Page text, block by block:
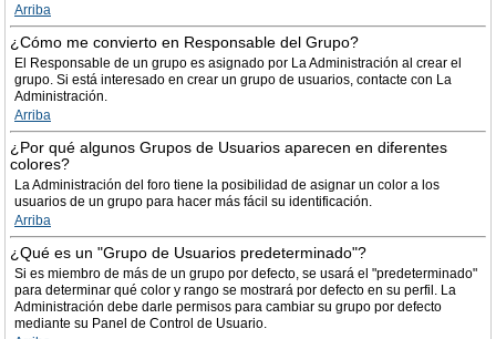
Arriba
¿Cómo me convierto en Responsable del Grupo?
El Responsable de un grupo es asignado por La Administración al crear el
grupo. Si está interesado en crear un grupo de usuarios, contacte con La
Administración.
Arriba
¿Por qué algunos Grupos de Usuarios aparecen en diferentes
colores?
La Administración del foro tiene la posibilidad de asignar un color a los
usuarios de un grupo para hacer más fácil su identificación.
Arriba
¿Qué es un "Grupo de Usuarios predeterminado"?
Si es miembro de más de un grupo por defecto, se usará el "predeterminado"
para determinar qué color y rango se mostrará por defecto en su perfil. La
Administración debe darle permisos para cambiar su grupo por defecto
mediante su Panel de Control de Usuario.